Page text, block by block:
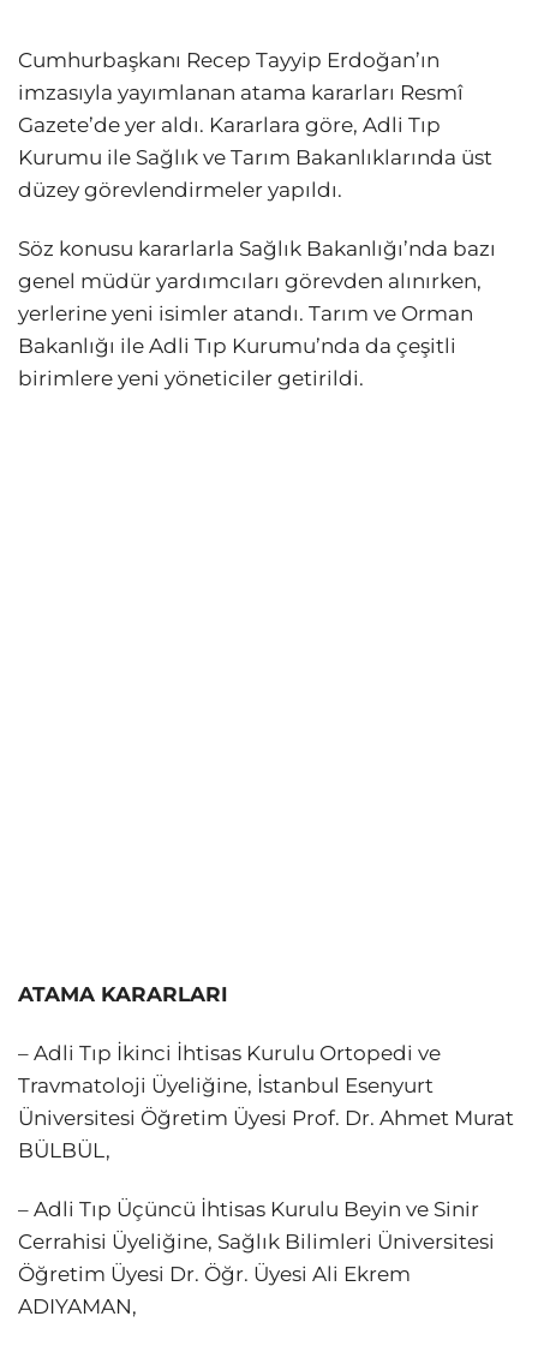
Cumhurbaşkanı Recep Tayyip Erdoğan’ın
imzasıyla yayımlanan atama kararları Resmî
Gazete’de yer aldı. Kararlara göre, Adli Tıp
Kurumu ile Sağlık ve Tarım Bakanlıklarında üst
düzey görevlendirmeler yapıldı.
Söz konusu kararlarla Sağlık Bakanlığı’nda bazı
genel müdür yardımcıları görevden alınırken,
yerlerine yeni isimler atandı. Tarım ve Orman
Bakanlığı ile Adli Tıp Kurumu’nda da çeşitli
birimlere yeni yöneticiler getirildi.
ATAMA KARARLARI
– Adli Tıp İkinci İhtisas Kurulu Ortopedi ve
Travmatoloji Üyeliğine, İstanbul Esenyurt
Üniversitesi Öğretim Üyesi Prof. Dr. Ahmet Murat
BÜLBÜL,
– Adli Tıp Üçüncü İhtisas Kurulu Beyin ve Sinir
Cerrahisi Üyeliğine, Sağlık Bilimleri Üniversitesi
Öğretim Üyesi Dr. Öğr. Üyesi Ali Ekrem
ADIYAMAN,